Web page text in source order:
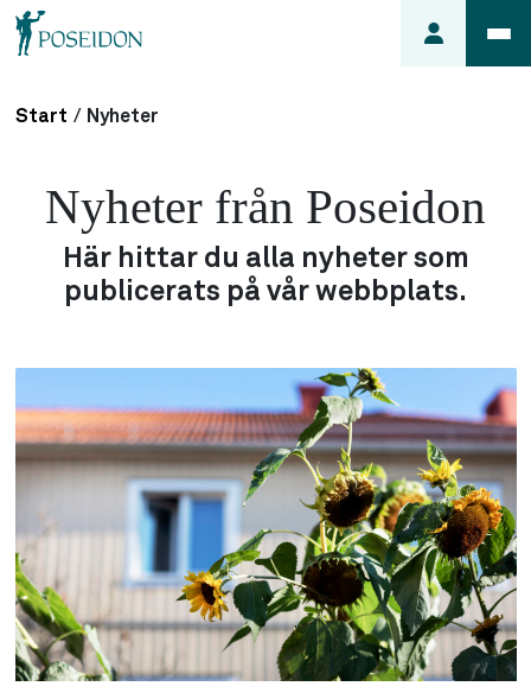
lägenheten
om
min
Så här
söker du
lägenhet
Start / Nyheter
Nyheter från Poseidon
Här hittar du alla nyheter som
publicerats på vår webbplats.